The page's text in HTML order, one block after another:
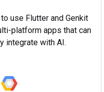
use Flutter and Genkit
platform apps that can
integrate with AI.